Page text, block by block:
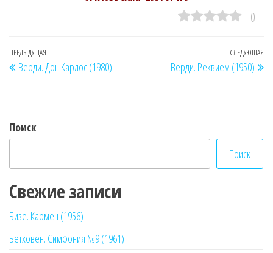
0
Навигация
по
Предыдущая
запись
ПРЕДЫДУЩАЯ
Верди. Дон Карлос (1980)
СЛЕДУЮЩАЯ
Верди. Реквием (1950)
Поиск
Поиск
Свежие записи
Бизе. Кармен (1956)
Бетховен. Симфония №9 (1961)